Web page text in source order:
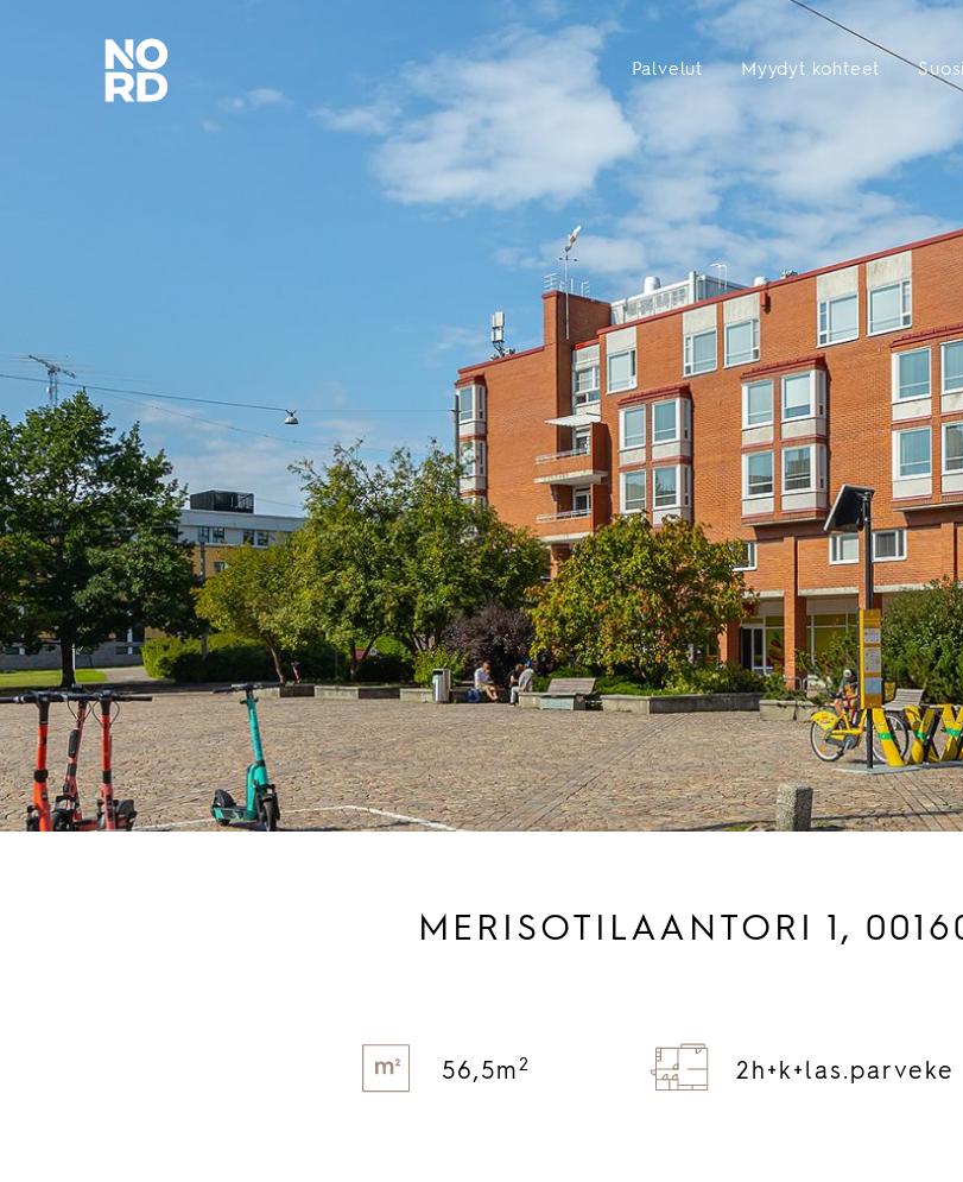
Etusivu
Palvelut Myydyt kohteet
MERISOTILAANTORI 1,
56,5m 2 2h+ k+ las. parveke